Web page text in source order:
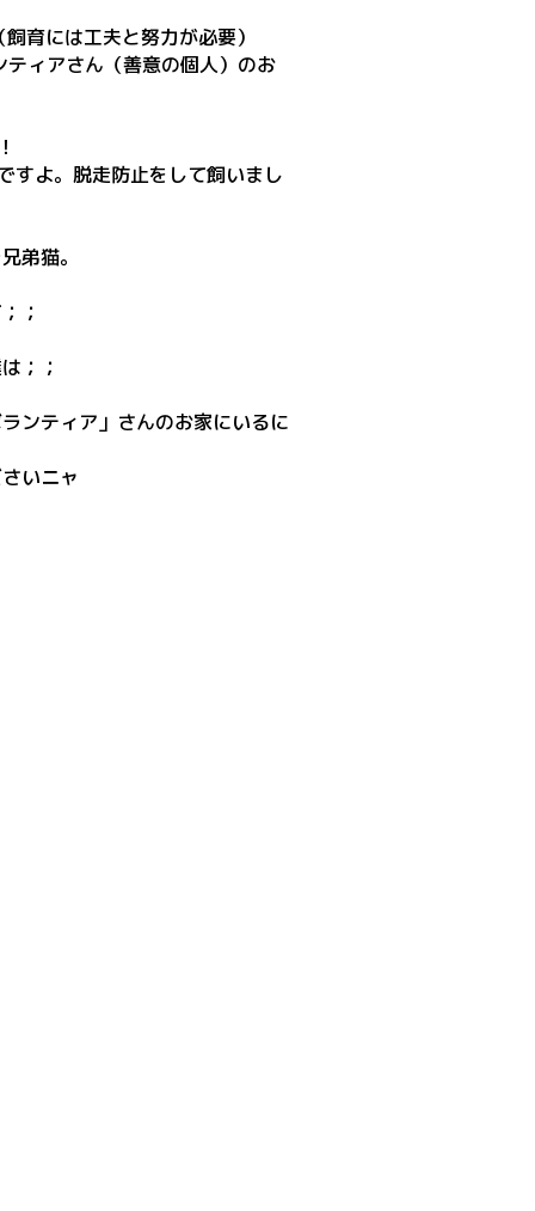
には工夫と努力が必要）
ィアさん（善意の個人）のお
よ。脱走防止をして飼いまし
弟猫。
；
；；
ンティア」さんのお家にいるに
いニャ